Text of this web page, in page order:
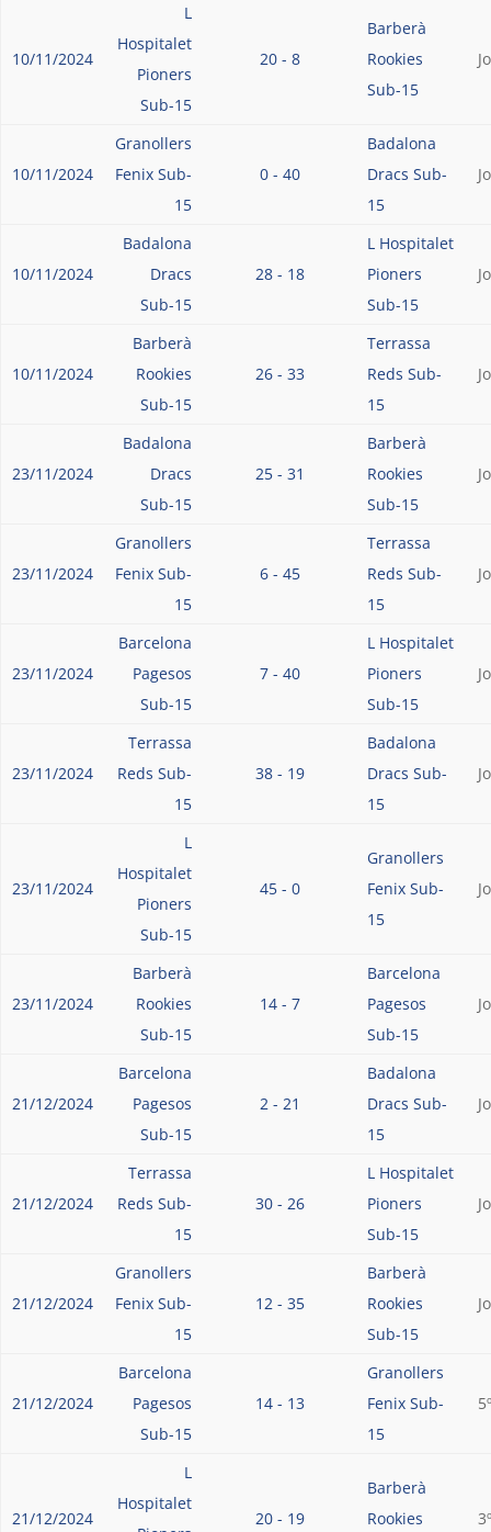
10/11/2024
L
Hospitalet
Pioners
Sub-15
20 - 8
Barberà
Rookies
Sub-15
10/11/2024
Granollers
Fenix Sub-
15
0 - 40
Badalona
Dracs Sub-
15
10/11/2024
Badalona
Dracs
Sub-15
28 - 18
L Hospitalet
Pioners
Sub-15
10/11/2024
Barberà
Rookies
Sub-15
26 - 33
Terrassa
Reds Sub-
15
23/11/2024
Badalona
Dracs
Sub-15
25 - 31
Barberà
Rookies
Sub-15
23/11/2024
Granollers
Fenix Sub-
15
6 - 45
Terrassa
Reds Sub-
15
23/11/2024
Barcelona
Pagesos
Sub-15
7 - 40
L Hospitalet
Pioners
Sub-15
23/11/2024
Terrassa
Reds Sub-
15
38 - 19
Badalona
Dracs Sub-
15
23/11/2024
L
Hospitalet
Pioners
Sub-15
45 - 0
Granollers
Fenix Sub-
15
23/11/2024
Barberà
Rookies
Sub-15
14 - 7
Barcelona
Pagesos
Sub-15
21/12/2024
Barcelona
Pagesos
Sub-15
2 - 21
Badalona
Dracs Sub-
15
21/12/2024
Terrassa
Reds Sub-
15
30 - 26
L Hospitalet
Pioners
Sub-15
21/12/2024
Granollers
Fenix Sub-
15
12 - 35
Barberà
Rookies
Sub-15
21/12/2024
Barcelona
Pagesos
Sub-15
14 - 13
Granollers
Fenix Sub-
15
21/12/2024
L
Hospitalet
20 - 19
Barberà
Rookies